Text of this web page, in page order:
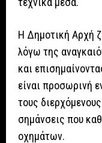
Η Δημοτική Αρχή
λόγω της
και
είναι προσωρινή
τους
σημάνσεις που
οχημάτων.